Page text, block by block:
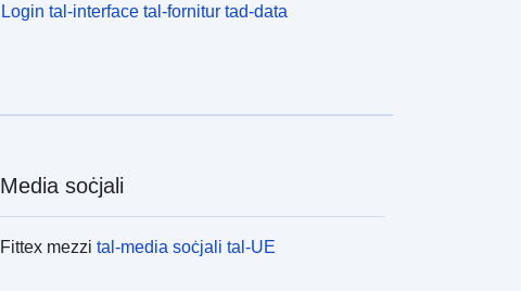
Login tal-interface tal-fornitur tad-data
Media soċjali
Fittex mezzital-media soċjali tal-UE